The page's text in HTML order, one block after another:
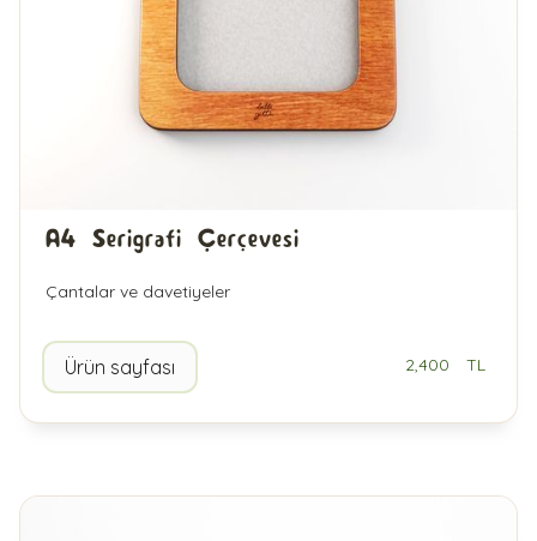
A4 Serigrafi Çerçevesi
Çantalar ve davetiyeler
Ürün sayfası 2,400 TL